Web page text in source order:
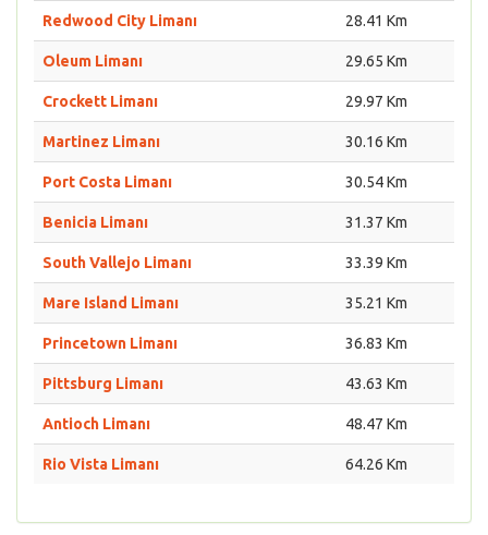
Redwood City Limanı 28.41 Km
Oleum Limanı 29.65 Km
Crockett Limanı 29.97 Km
Martinez Limanı 30.16 Km
Port Costa Limanı 30.54 Km
Benicia Limanı 31.37 Km
South Vallejo Limanı 33.39 Km
Mare Island Limanı 35.21 Km
Princetown Limanı 36.83 Km
Pittsburg Limanı 43.63 Km
Antioch Limanı 48.47 Km
Rio Vista Limanı 64.26 Km